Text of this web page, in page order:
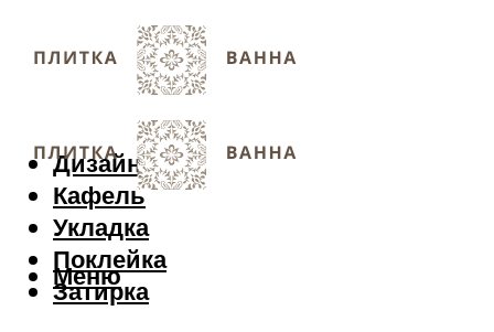
Дизайн
Кафель
Укладка
Поклейка
Затирка
Меню